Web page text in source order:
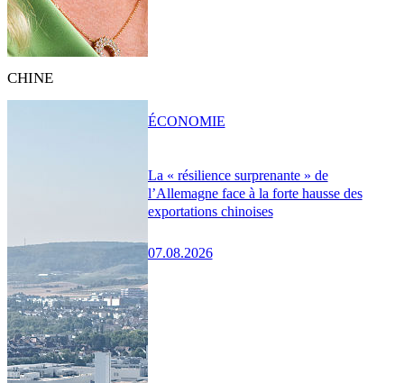
CHINE
La « résilience surprenante » de
l’Allemagne face à la forte hausse des
exportations chinoises
07.08.2026
ÉCONOMIE